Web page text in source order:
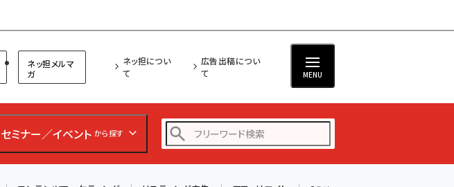
ネッ担メルマ
ガ
ネッ担につい
て
広告出稿につい
て
MENU
セミナー／イベント から探す
べき「次の一手」とは？
任者が登壇のリアルECセ
交流会も実施】